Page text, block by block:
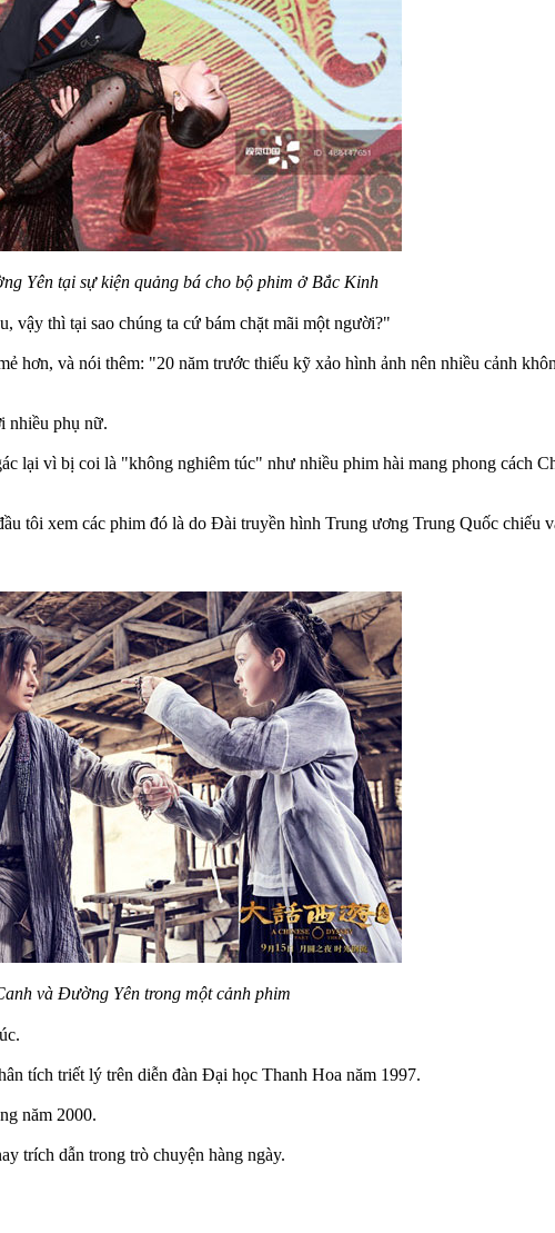
Yên tại sự kiện quảng bá cho bộ phim ở Bắc Kinh
vậy thì tại sao chúng ta cứ bám chặt mãi một người?"
hơn, và nói thêm: "20 năm trước thiếu kỹ xảo hình ảnh nên nhiều cảnh
nhiều phụ nữ.
lại vì bị coi là "không nghiêm túc" như nhiều phim hài mang phong cách
tôi xem các phim đó là do Đài truyền hình Trung ương Trung Quốc chiếu
và Đường Yên trong một cảnh phim
tích triết lý trên diễn đàn Đại học Thanh Hoa năm 1997.
năm 2000.
trích dẫn trong trò chuyện hàng ngày.